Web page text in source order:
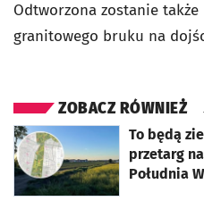
Odtworzona zostanie
granitowego bruku na
ZOBACZ RÓWNIEŻ
To będą
przetarg
Południa
otworzy się w nowej karcie